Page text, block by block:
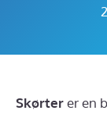
Skørterer en